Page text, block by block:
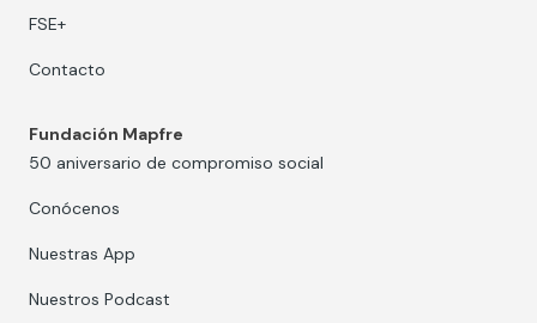
FSE+
Contacto
Fundación Mapfre
50 aniversario de compromiso social
Conócenos
Nuestras App
Nuestros Podcast